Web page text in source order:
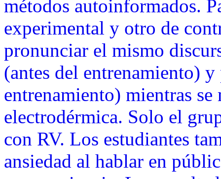
métodos autoinformados.
experimental y otro de
pronunciar el mismo
(antes del entrenamiento) y
entrenamiento) mientras
electrodérmica. Solo el
con RV. Los estudiantes
ansiedad al hablar en